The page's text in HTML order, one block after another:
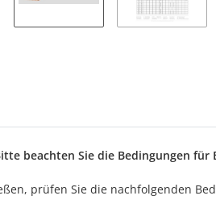
beachten Sie die Bedingungen
prüfen Sie die nachfolgenden